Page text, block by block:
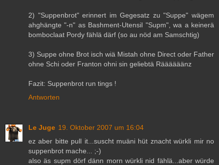
2) "Suppenbrot" erinnert im Gegesatz zu "Suppe" wägem
ahghängte "-n" as Bashment-Utensil "Supm", wa a keinerä
bomboclaat Pordy fählä därf (so au nöd am Samschtig)
3) Suppe ohne Brot isch wiä Mistah ohne Direct oder Father
ohne Schi oder Franton ohni sin geliebtä Räääääänz
Fazit: Suppenbrot run tings !
Antworten
Le Juge 19. Oktober 2007 um 16:04
ez aber bitte pull it...suscht muäni hüt znacht würkli mir no
suppenbrot mache... ;-)
also äs supm dörf dänn morn würkli nid fählä...aber würde